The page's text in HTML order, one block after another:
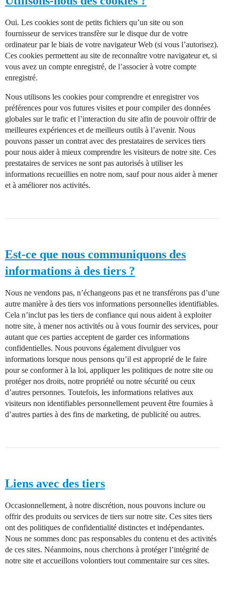
Oui. Les cookies sont de petits fichiers qu’un site ou son
fournisseur de services transfère sur le disque dur de votre
ordinateur par le biais de votre navigateur Web (si vous l’autorisez).
Ces cookies permettent au site de reconnaître votre navigateur et, si
vous avez un compte enregistré, de l’associer à votre compte
enregistré.
Nous utilisons les cookies pour comprendre et enregistrer vos
préférences pour vos futures visites et pour compiler des données
globales sur le trafic et l’interaction du site afin de pouvoir offrir de
meilleures expériences et de meilleurs outils à l’avenir. Nous
pouvons passer un contrat avec des prestataires de services tiers
pour nous aider à mieux comprendre les visiteurs de notre site. Ces
prestataires de services ne sont pas autorisés à utiliser les
informations recueillies en notre nom, sauf pour nous aider à mener
et à améliorer nos activités.
Est-ce que nous communiquons des
informations à des tiers ?
Nous ne vendons pas, n’échangeons pas et ne transférons pas d’une
autre manière à des tiers vos informations personnelles identifiables.
Cela n’inclut pas les tiers de confiance qui nous aident à exploiter
notre site, à mener nos activités ou à vous fournir des services, pour
autant que ces parties acceptent de garder ces informations
confidentielles. Nous pouvons également divulguer vos
informations lorsque nous pensons qu’il est approprié de le faire
pour se conformer à la loi, appliquer les politiques de notre site ou
protéger nos droits, notre propriété ou notre sécurité ou ceux
d’autres personnes. Toutefois, les informations relatives aux
visiteurs non identifiables personnellement peuvent être fournies à
d’autres parties à des fins de marketing, de publicité ou autres.
Liens avec des tiers
Occasionnellement, à notre discrétion, nous pouvons inclure ou
offrir des produits ou services de tiers sur notre site. Ces sites tiers
ont des politiques de confidentialité distinctes et indépendantes.
Nous ne sommes donc pas responsables du contenu et des activités
de ces sites. Néanmoins, nous cherchons à protéger l’intégrité de
notre site et accueillons volontiers tout commentaire sur ces sites.